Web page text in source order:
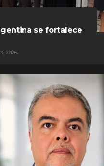
se fortalece
2026